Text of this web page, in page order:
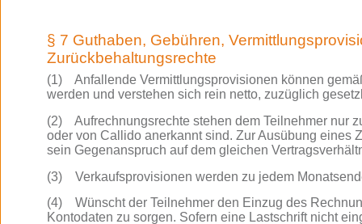
§ 7 Guthaben, Gebühren,
Zurückbehaltungsrechte
(1) Anfallende Vermittlungsprovisionen können
werden und verstehen sich rein netto, zuzüglich
(2) Aufrechnungsrechte stehen dem Teilnehmer nur
oder von Callido anerkannt sind. Zur Ausübung eines
sein Gegenanspruch auf dem gleichen
(3) Verkaufsprovisionen werden zu jedem
(4) Wünscht der Teilnehmer den Einzug des
Kontodaten zu sorgen. Sofern eine Lastschrift nicht